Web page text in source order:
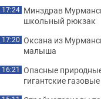
17:24 Минздрав
школьный рюкзак
17:20 Оксана из
малыша
16:21 Опасные
гигантские